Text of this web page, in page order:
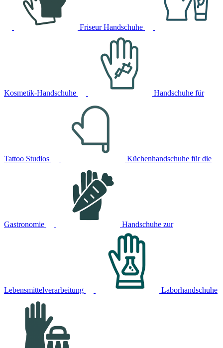
Friseur Handschuhe
Kosmetik-Handschuhe Handschuhe für
Tattoo Studios Küchenhandschuhe für die
Gastronomie Handschuhe zur
Lebensmittelverarbeitung Laborhandschuhe